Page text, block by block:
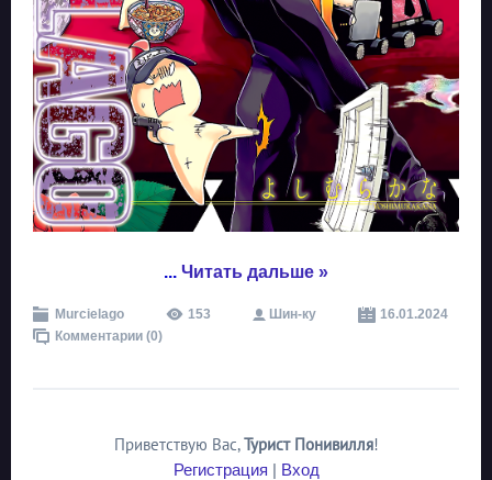
... Читать дальше »
Murcielago 153 Шин-ку
16.01.2024
Комментарии (0)
Приветствую Вас,Турист Понивилля!
Регистрация | Вход